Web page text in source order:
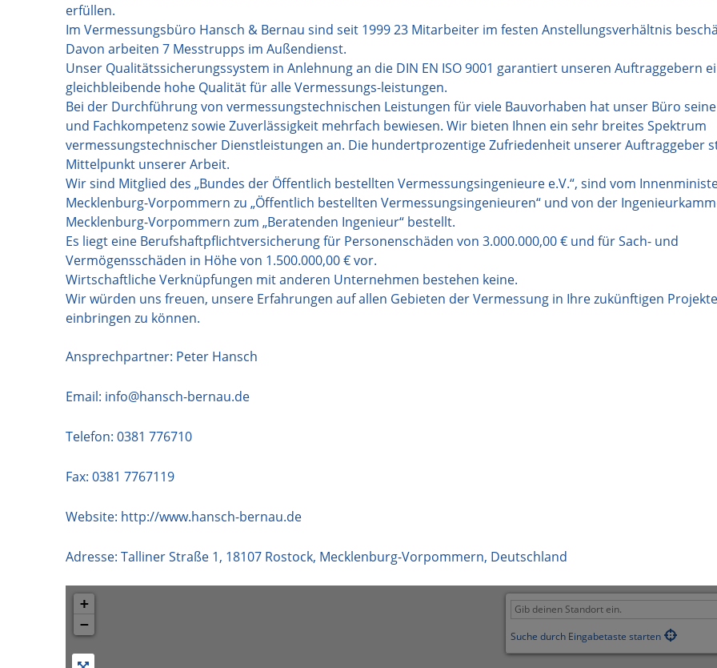
erfüllen.
Im Vermessungsbüro Hansch & Bernau sind seit 1999 23 Mitarbeiter im festen Anstellungsverhältnis
Davon arbeiten 7 Messtrupps im Außendienst.
Unser Qualitätssicherungssystem in Anlehnung an die DIN EN ISO 9001 garantiert unseren Auftraggebern
gleichbleibende hohe Qualität für alle Vermessungs-leistungen.
Bei der Durchführung von vermessungstechnischen Leistungen für viele Bauvorhaben hat unser Büro seine
und Fachkompetenz sowie Zuverlässigkeit mehrfach bewiesen. Wir bieten Ihnen ein sehr breites Spektrum
vermessungstechnischer Dienstleistungen an. Die hundertprozentige Zufriedenheit unserer Auftraggeber
Mittelpunkt unserer Arbeit.
Wir sind Mitglied des „Bundes der Öffentlich bestellten Vermessungsingenieure e.V.“, sind vom
Mecklenburg-Vorpommern zu „Öffentlich bestellten Vermessungsingenieuren“ und von der
Mecklenburg-Vorpommern zum „Beratenden Ingenieur“ bestellt.
Es liegt eine Berufshaftpflichtversicherung für Personenschäden von 3.000.000,00 € und für Sach- und
Vermögensschäden in Höhe von 1.500.000,00 € vor.
Wirtschaftliche Verknüpfungen mit anderen Unternehmen bestehen keine.
Wir würden uns freuen, unsere Erfahrungen auf allen Gebieten der Vermessung in Ihre zukünftigen Projekte
einbringen zu können.
Ansprechpartner: Peter Hansch
Email: info@hansch-bernau.de
Telefon: 0381 776710
Fax: 0381 7767119
Website: http://www.hansch-bernau.de
Adresse: Talliner Straße 1, 18107 Rostock, Mecklenburg-Vorpommern, Deutschland
+
−
Suche durch Eingabetaste starten